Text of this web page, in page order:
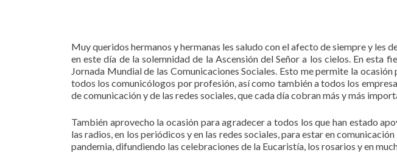
Muy queridos hermanos y hermanas les saludo con el afecto de siempre y les
en este día de la solemnidad de la Ascensión del Señor a los cielos. En esta
Jornada Mundial de las Comunicaciones Sociales. Esto me permite la
todos los comunicólogos por profesión, así como también a todos los
de comunicación y de las redes sociales, que cada día cobran más y más
También aprovecho la ocasión para agradecer a todos los que han estado
las radios, en los periódicos y en las redes sociales, para estar en
pandemia, difundiendo las celebraciones de la Eucaristía, los rosarios y en